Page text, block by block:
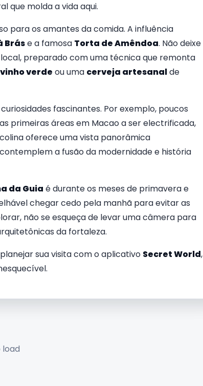
que molda a vida aqui.
para os amantes da comida. A influência
Bráse a famosa Torta de Amêndoa. Não deixe
preparado com uma técnica que remonta
vinho verde ou uma cerveja artesanalde
fascinantes. Por exemplo, poucos
primeiras áreas em Macao a ser electrificada,
oferece uma vista panorâmica
a fusão da modernidade e história
da Guia é durante os meses de primavera e
chegar cedo pela manhã para evitar as
não se esqueça de levar uma câmera para
da fortaleza.
sua visita com o aplicativo Secret World,
load